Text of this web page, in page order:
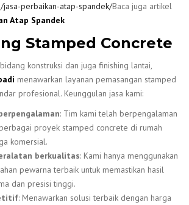
perbaikan-atap-spandek/Baca juga artikel
Atap Spandek
Stamped Concrete
konstruksi dan juga finishing lantai,
menawarkan layanan pemasangan stamped
profesional. Keunggulan jasa kami:
: Tim kami telah berpengalaman
proyek stamped concrete di rumah
komersial.
berkualitas: Kami hanya menggunakan
pewarna terbaik untuk memastikan hasil
dan presisi tinggi.
: Menawarkan solusi terbaik dengan harga